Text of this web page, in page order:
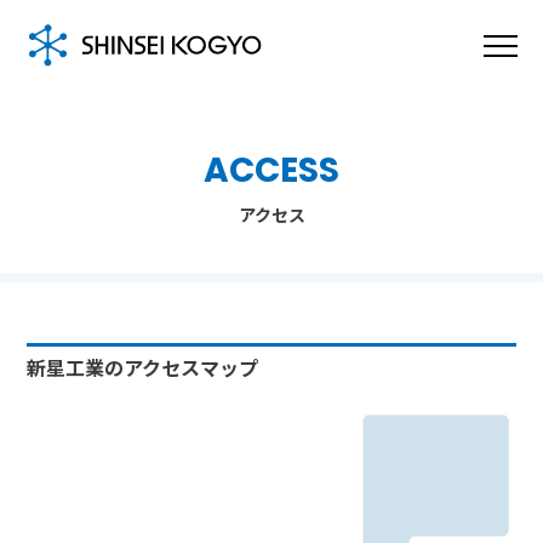
ACCESS
アクセス
新星工業のアクセスマップ